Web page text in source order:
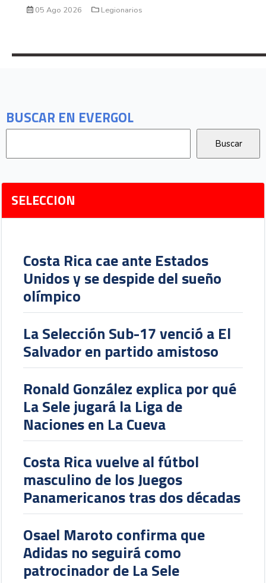
BUSCAR EN EVERGOL
SELECCION
Costa Rica cae ante Estados
Unidos y se despide del sueño
olímpico
La Selección Sub-17 venció a El
Salvador en partido amistoso
Ronald González explica por qué
La Sele jugará la Liga de
Naciones en La Cueva
Costa Rica vuelve al fútbol
masculino de los Juegos
Panamericanos tras dos décadas
Osael Maroto confirma que
Adidas no seguirá como
patrocinador de La Sele
05 Ago 2026 Legionarios